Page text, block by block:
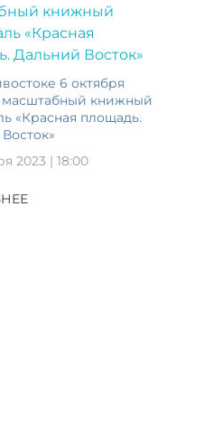
6 октября
масштабный книжный
«Красная площадь.
2023 | 18:00